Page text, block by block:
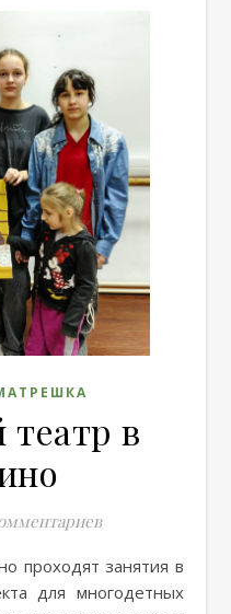
в
для многодетных